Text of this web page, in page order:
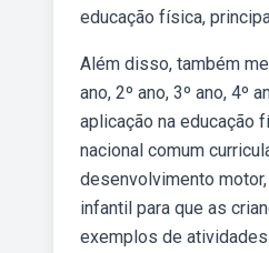
educação física,
Além disso, também
ano, 2º ano, 3º ano, 4º
aplicação na educação
nacional comum
desenvolvimento
infantil para que as
exemplos de